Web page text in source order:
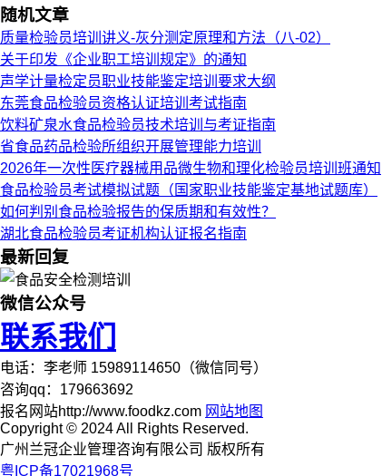
随机文章
质量检验员培训讲义-灰分测定原理和方法（八-02）
关于印发《企业职工培训规定》的通知
声学计量检定员职业技能鉴定培训要求大纲
东莞食品检验员资格认证培训考试指南
饮料矿泉水食品检验员技术培训与考证指南
省食品药品检验所组织开展管理能力培训
2026年一次性医疗器械用品微生物和理化检验员培训班通知
食品检验员考试模拟试题（国家职业技能鉴定基地试题库）
如何判别食品检验报告的保质期和有效性？
湖北食品检验员考证机构认证报名指南
最新回复
微信公众号
联系我们
电话：李老师 15989114650（微信同号）
咨询qq：179663692
报名网站http://www.foodkz.com 网站地图
Copyright © 2024 All Rights Reserved.
广州兰冠企业管理咨询有限公司 版权所有
粤ICP备17021968号